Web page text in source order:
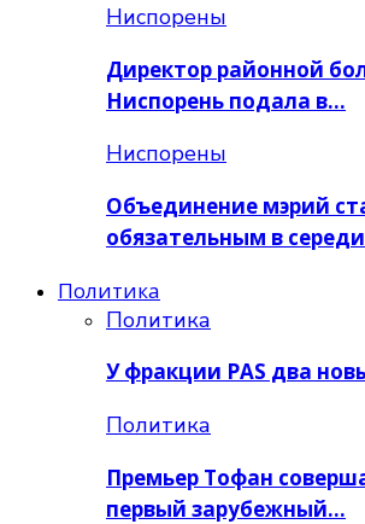
Ниспорены
Директор районной
Ниспорень подала в…
Ниспорены
Объединение мэрий
обязательным в
Политика
Политика
У фракции PAS два
Политика
Премьер Тoфан
первый зарубежный…